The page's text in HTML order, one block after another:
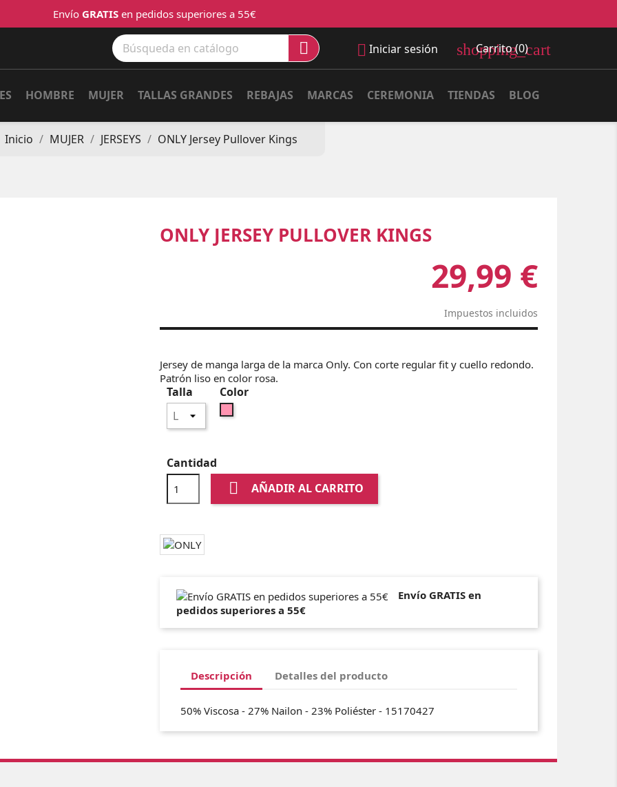
Envío GRATIS en pedidos superiores a 55€
  Iniciar sesión shopping_cart
Carrito(0)
HOMBRE MUJER TALLAS GRANDES REBAJAS MARCAS CEREMONIA TIENDAS BLOG
Inicio MUJER JERSEYS ONLY Jersey Pullover Kings
ONLY JERSEY PULLOVER KINGS
29,99 €
Impuestos incluidos
Jersey de manga larga de la marca Only. Con corte regular fit y cuello redondo.
Patrón liso en color rosa.
Talla Color
Cantidad
 AÑADIR AL CARRITO
Envío GRATIS en
pedidos superiores a 55€
Descripción Detalles del producto
50% Viscosa - 27% Nailon - 23% Poliéster - 15170427